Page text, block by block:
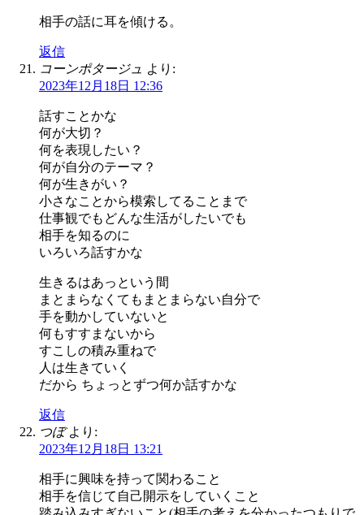
相手の話に耳を傾ける。
返信
コーンポタージュ より:
2023年12月18日 12:36
話すことかな
何が大切？
何を表現したい？
何が自分のテーマ？
何が生きがい？
小さなことから模索してることまで
仕事観でもどんな生活がしたいでも
相手を知るのに
いろいろ話すかな
生きるはあっという間
まとまらなくてもまとまらない自分で
手を動かしていないと
何もすすまないから
すこしの積み重ねで
人は生きていく
だから ちょっとずつ何か話すかな
返信
つぼ より:
2023年12月18日 13:21
相手に興味を持って関わること
相手を信じて自己開示をしていくこと